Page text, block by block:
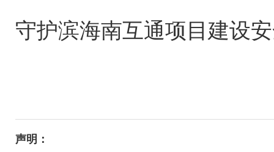
守护滨海南互通项目建设
声明：